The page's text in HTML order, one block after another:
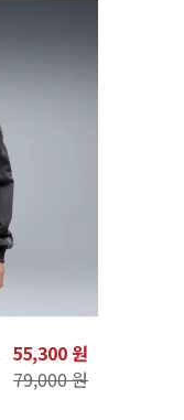
55,300 원
79,000 원